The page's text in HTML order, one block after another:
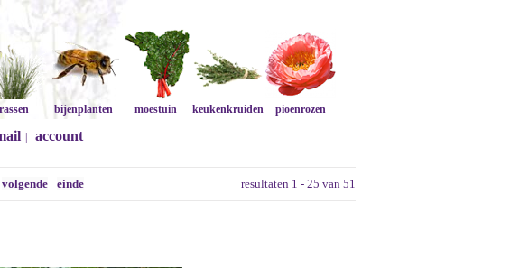
bijenplanten moestuin keukenkruiden pioenrozen
account
resultaten 1 - 25 van 51
volgende einde